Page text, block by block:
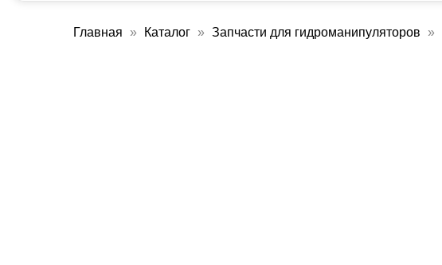
Главная Каталог Запчасти для гидроманипуляторов